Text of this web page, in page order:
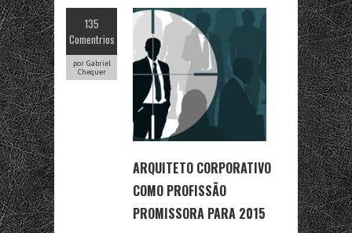
135
Comentrios
por Gabriel
Chequer
ARQUITETO CORPORATIVO
COMO PROFISSÃO
PROMISSORA PARA 2015